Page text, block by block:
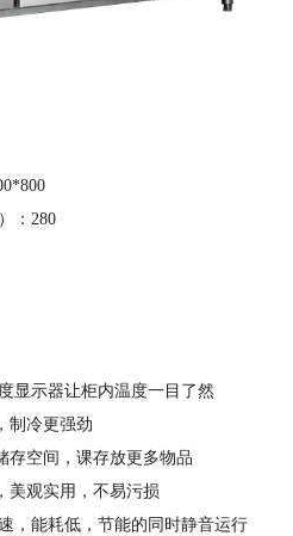
：280
显示器让柜内温度一目了然
制冷更强劲
空间，课存放更多物品
美观实用，不易污损
，能耗低，节能的同时静音运行